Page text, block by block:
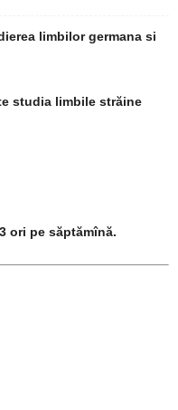
limbilor germana si
studia limbile străine
ori pe săptămînă.